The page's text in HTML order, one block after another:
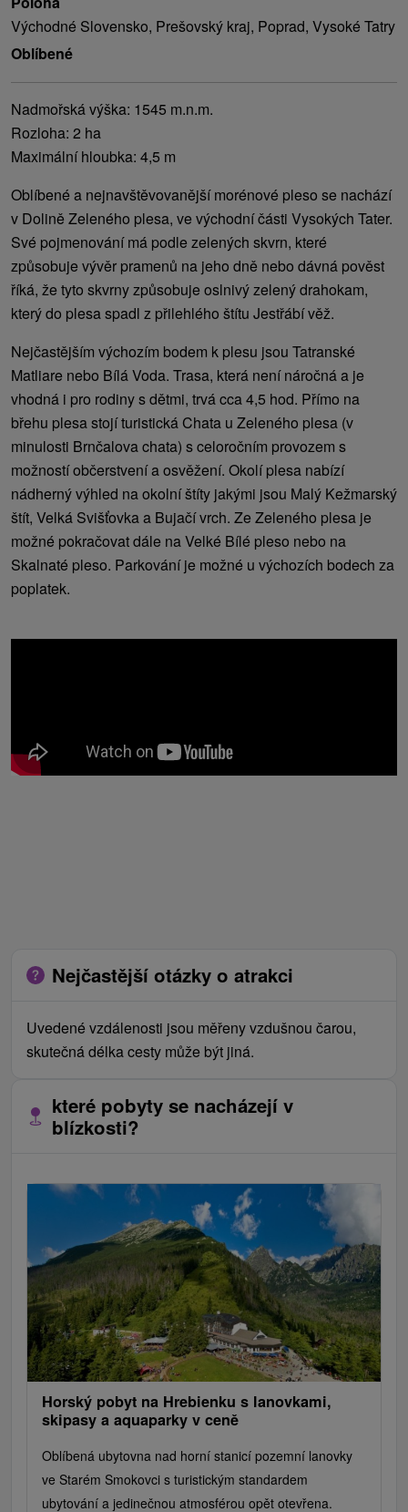
Východné Slovensko, Prešovský kraj, Poprad, Vysoké Tatry
Oblíbené
Nadmořská výška: 1545 m.n.m.
Rozloha: 2 ha
Maximální hloubka: 4,5 m
Oblíbené a nejnavštěvovanější morénové pleso se nachází
v Dolině Zeleného plesa, ve východní části Vysokých Tater.
Své pojmenování má podle zelených skvrn, které
způsobuje vývěr pramenů na jeho dně nebo dávná pověst
říká, že tyto skvrny způsobuje oslnivý zelený drahokam,
který do plesa spadl z přilehlého štítu Jestřábí věž.
Nejčastějším výchozím bodem k plesu jsou Tatranské
Matliare nebo Bílá Voda. Trasa, která není náročná a je
vhodná i pro rodiny s dětmi, trvá cca 4,5 hod. Přímo na
břehu plesa stojí turistická Chata u Zeleného plesa (v
minulosti Brnčalova chata) s celoročním provozem s
možností občerstvení a osvěžení. Okolí plesa nabízí
nádherný výhled na okolní štíty jakými jsou Malý Kežmarský
štít, Velká Svišťovka a Bujačí vrch. Ze Zeleného plesa je
možné pokračovat dále na Velké Bílé pleso nebo na
Skalnaté pleso. Parkování je možné u výchozích bodech za
poplatek.
Nejčastější otázky o atrakci
Uvedené vzdálenosti jsou měřeny vzdušnou čarou,
skutečná délka cesty může být jiná.
které pobyty se nacházejí v
blízkosti?
Horský pobyt na Hrebienku s lanovkami,
skipasy a aquaparky v ceně
Oblíbená ubytovna nad horní stanicí pozemní lanovky
ve Starém Smokovci s turistickým standardem
ubytování a jedinečnou atmosférou opět otevřena.